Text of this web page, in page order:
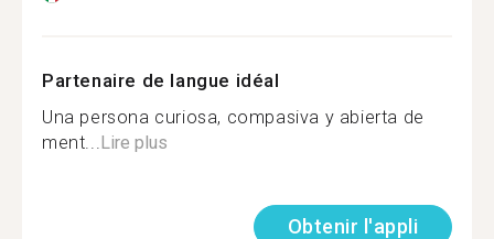
Partenaire de langue idéal
Una persona curiosa, compasiva y abierta de
ment...Lire plus
Obtenir l'appli